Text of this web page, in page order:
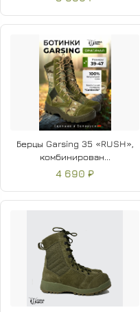
Берцы Garsing 35 «RUSH»,
комбинирован...
4 690 ₽